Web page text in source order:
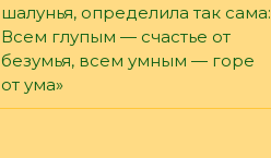
шалунья, определила так сама:
Всем глупым — счастье от
безумья, всем умным — горе
от ума»